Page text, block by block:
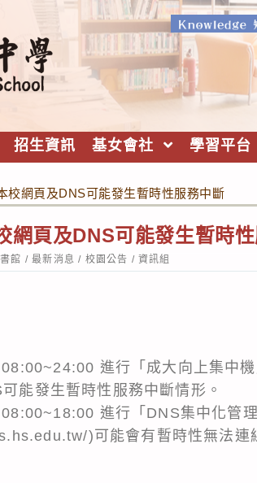
招生資訊 基女會社 學習平台
校網頁及DNS可能發生暫時性服務中斷
網頁及DNS可能發生暫時
館 / 最新消息 / 校園公告 / 資訊組
進行「成大向上集中
能發生暫時性服務中斷情形。
進行「DNS集中化管
)可能會有暫時性無法連